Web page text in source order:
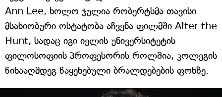
Ann Lee, ხოლო ჯულია რობერტსმა თავისი
მსახიობური ოსტატობა აჩვენა ფილმში After the
Hunt, სადაც იგი იელის უნივერსიტეტის
ფილოსოფიის პროფესორის როლშია, კოლეგის
წინააღმდეგ წაყენებული ბრალდებების ფონზე.